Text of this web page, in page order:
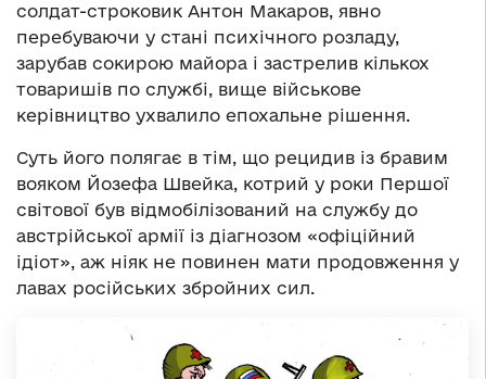
солдат-строковик Антон Макаров, явно
перебуваючи у стані психічного розладу,
зарубав сокирою майора і застрелив кількох
товаришів по службі, вище військове
керівництво ухвалило епохальне рішення.
Суть його полягає в тім, що рецидив із бравим
вояком Йозефа Швейка, котрий у роки Першої
світової був відмобілізований на службу до
австрійської армії із діагнозом «офіційний
ідіот», аж ніяк не повинен мати продовження у
лавах російських збройних сил.